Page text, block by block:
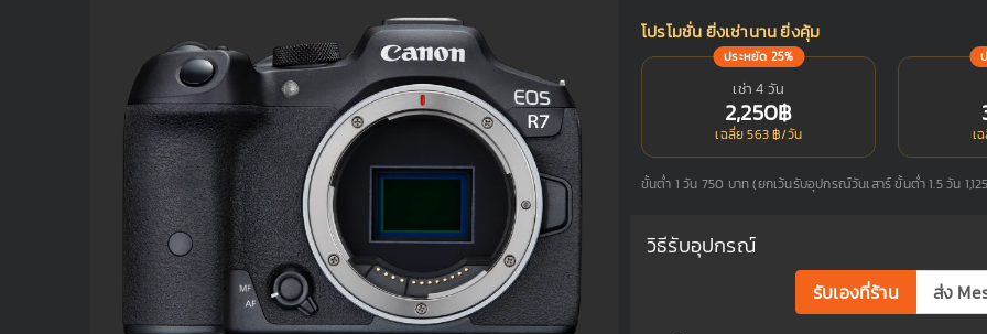
โปรโมชั่น ยิ่งเช่านาน ยิ่งคุ้ม
ประหยัด 25%
เช่า 4 วัน
2,250฿
เฉลี่ย 563 ฿/วัน เ
ขั้นต่ำ 1 วัน 750 บาท (ยกเว้นรับอุปกรณ์วันเสาร์ ขั้นต่ำ 1.5 วัน
วิธีรับอุปกรณ์
รับเองที่ร้าน ส่ง